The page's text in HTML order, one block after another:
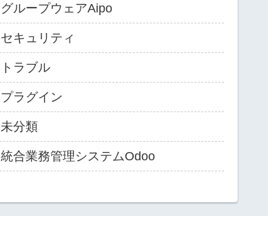
グループウェアAipo
セキュリティ
トラブル
プラグイン
未分類
統合業務管理システムOdoo